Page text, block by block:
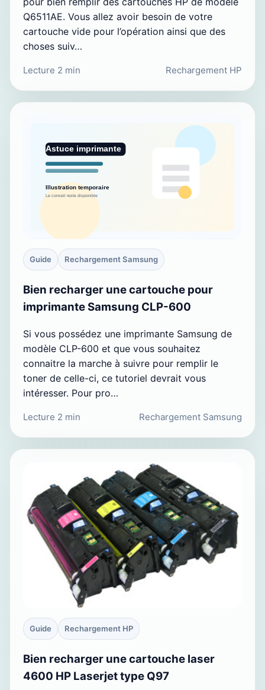
Q6511AE. Vous allez avoir besoin de votre
cartouche vide pour l’opération ainsi que des
choses suiv…
Lecture 2 min Rechargement HP
Guide Rechargement Samsung
Bien recharger une cartouche pour
imprimante Samsung CLP-600
Si vous possédez une imprimante Samsung de
modèle CLP-600 et que vous souhaitez
connaitre la marche à suivre pour remplir le
toner de celle-ci, ce tutoriel devrait vous
intéresser. Pour pro…
Lecture 2 min Rechargement Samsung
Guide Rechargement HP
Bien recharger une cartouche laser
4600 HP Laserjet type Q97